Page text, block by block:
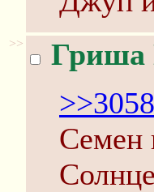
>> Гриша
Семен